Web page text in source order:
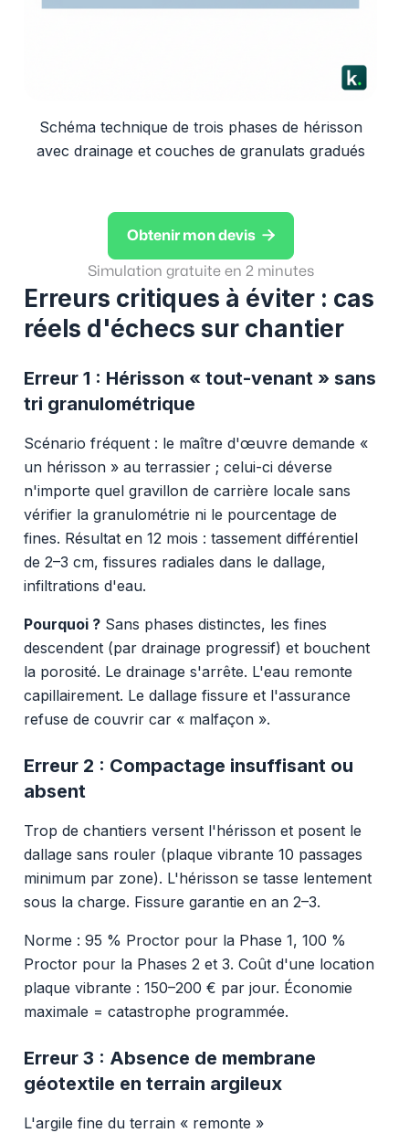
Schéma technique de trois phases de hérisson
avec drainage et couches de granulats gradués
Obtenir mon devis 
Simulation gratuite en 2 minutes
Erreurs critiques à éviter : cas
réels d'échecs sur chantier
Erreur 1 : Hérisson « tout-venant » sans
tri granulométrique
Scénario fréquent : le maître d'œuvre demande «
un hérisson » au terrassier ; celui-ci déverse
n'importe quel gravillon de carrière locale sans
vérifier la granulométrie ni le pourcentage de
fines. Résultat en 12 mois : tassement différentiel
de 2–3 cm, fissures radiales dans le dallage,
infiltrations d'eau.
Pourquoi ?Sans phases distinctes, les fines
descendent (par drainage progressif) et bouchent
la porosité. Le drainage s'arrête. L'eau remonte
capillairement. Le dallage fissure et l'assurance
refuse de couvrir car « malfaçon ».
Erreur 2 : Compactage insuffisant ou
absent
Trop de chantiers versent l'hérisson et posent le
dallage sans rouler (plaque vibrante 10 passages
minimum par zone). L'hérisson se tasse lentement
sous la charge. Fissure garantie en an 2–3.
Norme : 95 % Proctor pour la Phase 1, 100 %
Proctor pour la Phases 2 et 3. Coût d'une location
plaque vibrante : 150–200 € par jour. Économie
maximale = catastrophe programmée.
Erreur 3 : Absence de membrane
géotextile en terrain argileux
L'argile fine du terrain « remonte »